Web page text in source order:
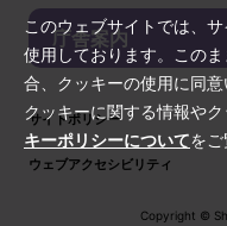
庁舎案内
サイトポリシー
ウェブアクセシビリティ
Copyright ©
このウェブサイトでは、
使用しております。この
合、クッキーの使用に同意
クッキーに関する情報や
キーポリシーについてをご